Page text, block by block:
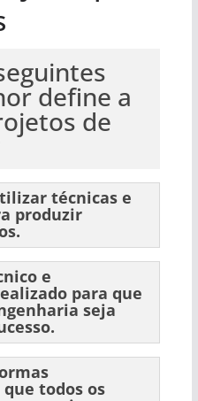
define a
de
técnicas e
produzir
e
para que
seja
todos os